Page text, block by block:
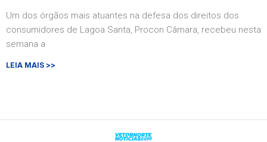
Um dos órgãos mais atuantes na defesa dos direitos dos
consumidores de Lagoa Santa, Procon Câmara, recebeu nesta
semana a
LEIA MAIS >>